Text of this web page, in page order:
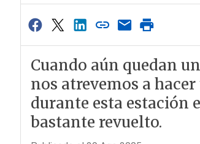
Cuando aún quedan
nos atrevemos a
durante esta estación
bastante revuelto.